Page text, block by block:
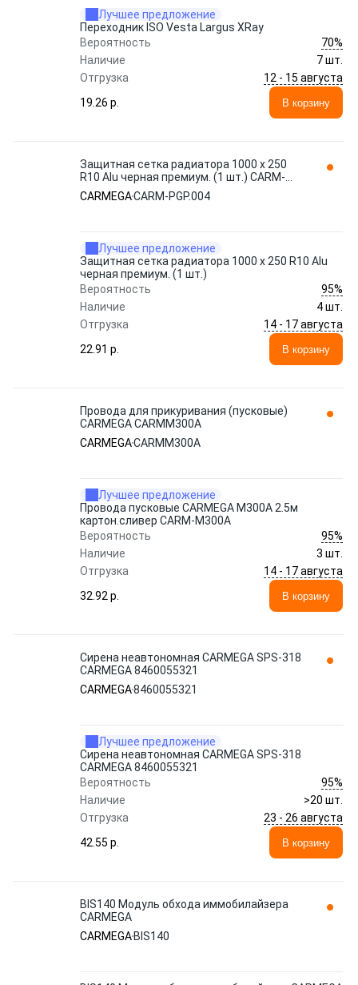
Лучшее предложение
Переходник ISO Vesta Largus XRay
Вероятность
70%
Наличие
7 шт.
Отгрузка
12 - 15 августа
19.26 p.
В корзину
Защитная сетка радиатора 1000 х 250
R10 Alu черная премиум. (1 шт.) CARM-
PGP.004 CARMEGA
CARMEGACARM-PGP.004
Лучшее предложение
Защитная сетка радиатора 1000 х 250 R10 Alu
черная премиум. (1 шт.)
Вероятность
95%
Наличие
4 шт.
Отгрузка
14 - 17 августа
22.91 p.
В корзину
Провода для прикуривания (пусковые)
CARMEGA CARMM300A
CARMEGACARMM300A
Лучшее предложение
Провода пусковые CARMEGA M300A 2.5м
картон.сливер CARM-M300A
Вероятность
95%
Наличие
3 шт.
Отгрузка
14 - 17 августа
32.92 p.
В корзину
Сирена неавтономная CARMEGA SPS-318
CARMEGA 8460055321
CARMEGA8460055321
Лучшее предложение
Сирена неавтономная CARMEGA SPS-318
CARMEGA 8460055321
Вероятность
95%
Наличие
>20 шт.
Отгрузка
23 - 26 августа
42.55 p.
В корзину
BIS140 Модуль обхода иммобилайзера
CARMEGA
CARMEGA BIS140